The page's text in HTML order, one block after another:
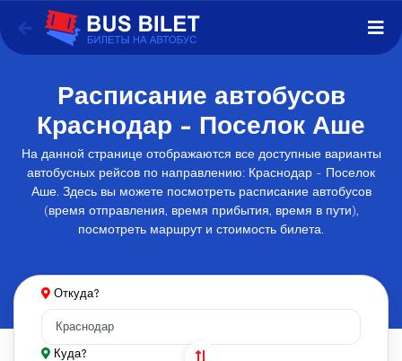
Расписание автобусов
Краснодар - Поселок Аше
На данной странице отображаются все доступные варианты
автобусных рейсов по направлению: Краснодар - Поселок
Аше. Здесь вы можете посмотреть расписание автобусов
(время отправления, время прибытия, время в пути),
посмотреть маршрут и стоимость билета.
Откуда?
Куда?